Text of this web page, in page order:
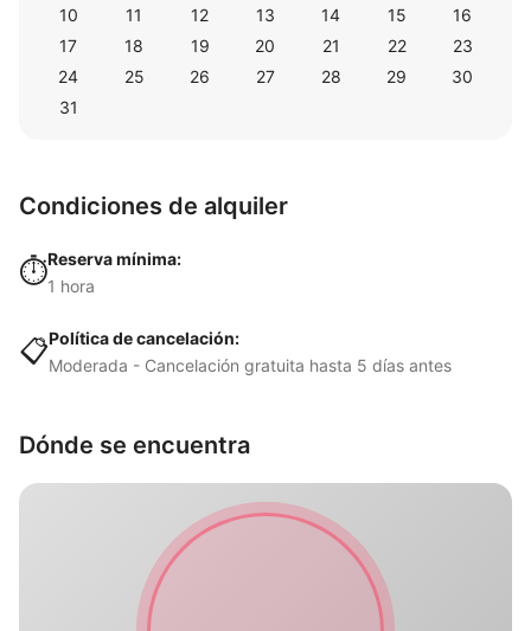
10
11 12 13 14 15
16
17
18 19 20 21 22
23
24
25 26 27 28 29
30
31
Condiciones de alquiler
⏱️Reserva mínima:
1 hora
📋Política de cancelación:
Moderada - Cancelación gratuita hasta 5 días antes
Dónde se encuentra